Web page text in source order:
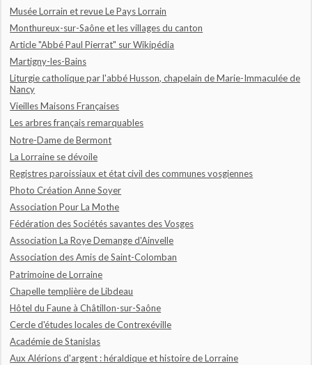
Musée Lorrain et revue Le Pays Lorrain
Monthureux-sur-Saône et les villages du canton
Article "Abbé Paul Pierrat" sur Wikipédia
Martigny-les-Bains
Liturgie catholique par l'abbé Husson, chapelain de Marie-Immaculée de
Nancy
Vieilles Maisons Françaises
Les arbres français remarquables
Notre-Dame de Bermont
La Lorraine se dévoile
Registres paroissiaux et état civil des communes vosgiennes
Photo Création Anne Soyer
Association Pour La Mothe
Fédération des Sociétés savantes des Vosges
Association La Roye Demange d'Ainvelle
Association des Amis de Saint-Colomban
Patrimoine de Lorraine
Chapelle templière de Libdeau
Hôtel du Faune à Châtillon-sur-Saône
Cercle d'études locales de Contrexéville
Académie de Stanislas
Aux Alérions d'argent : héraldique et histoire de Lorraine